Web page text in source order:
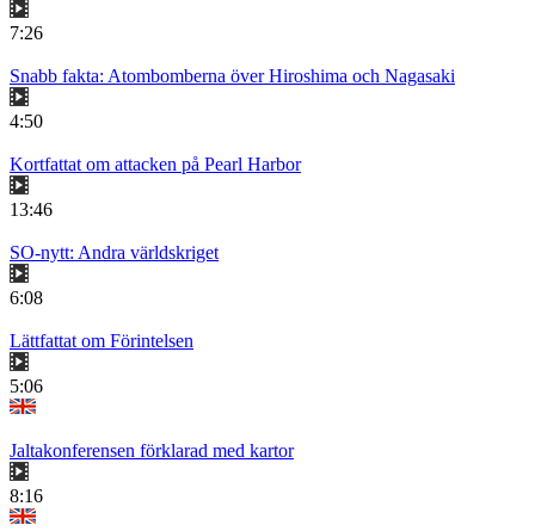
7:26
Snabb fakta: Atombomberna över Hiroshima och Nagasaki
4:50
Kortfattat om attacken på Pearl Harbor
13:46
SO-nytt: Andra världskriget
6:08
Lättfattat om Förintelsen
5:06
Jaltakonferensen förklarad med kartor
8:16